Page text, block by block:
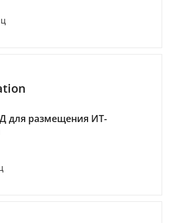
для размещения ИТ-